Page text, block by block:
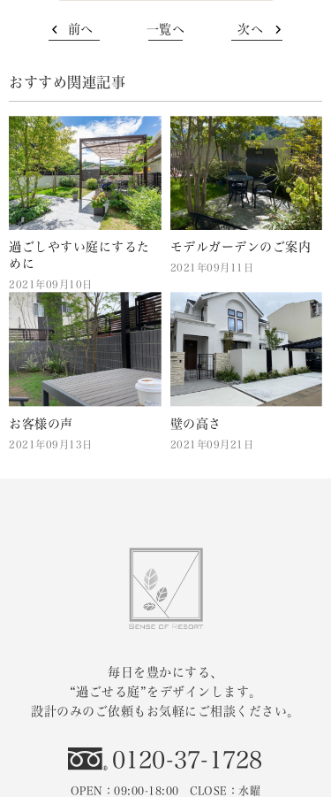
前へ 一覧へ 次へ
おすすめ関連記事
過ごしやすい庭にするた
めに
2021年09月10日
モデルガーデンのご案内
2021年09月11日
お客様の声
2021年09月13日
壁の高さ
2021年09月21日
毎日を豊かにする、
“過ごせる庭”をデザインします。
設計のみのご依頼もお気軽にご相談ください。
0120-37-1728
OPEN：09:00-18:00 CLOSE：水曜